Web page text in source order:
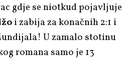
gdje se niotkud pojavljuje
i zabija za konačnih 2:1 i
U zamalo stotinu
romana samo je 13